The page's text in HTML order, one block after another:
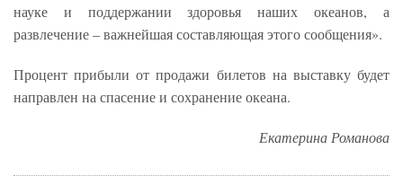
науке и поддержании здоровья наших океанов, а
развлечение – важнейшая составляющая этого сообщения».
Процент прибыли от продажи билетов на выставку будет
направлен на спасение и сохранение океана.
Екатерина Романова